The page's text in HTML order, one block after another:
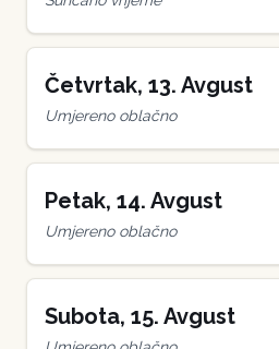
Četvrtak, 13. Avgust
Umjereno oblačno
Petak, 14. Avgust
Umjereno oblačno
Subota, 15. Avgust